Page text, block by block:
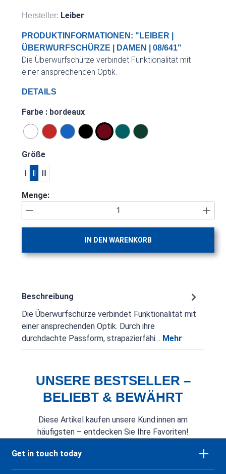
Hersteller: Leiber
PRODUKTINFORMATIONEN: "LEIBER |
ÜBERWURFSCHÜRZE | DAMEN | 08/641"
Die Überwurfschürze verbindet Funktionalität mit
einer ansprechenden Optik.
DETAILS
Farbeauswählen
: bordeaux
weiß rot königsblau
schwarzbordeaux
petrolbottlegreen
Größeauswählen
I II III
Menge:
Produkt Anzahl: Gib den gewünschten
IN DEN WARENKORB
Beschreibung
Die Überwurfschürze verbindet Funktionalität mit
einer ansprechenden Optik. Durch ihre
durchdachte Passform, strapazierfähi… Mehr
UNSERE BESTSELLER –
BELIEBT & BEWÄHRT
Diese Artikel kaufen unsere Kund:innen am
häufigsten – entdecken Sie Ihre Favoriten!
Get in touch today